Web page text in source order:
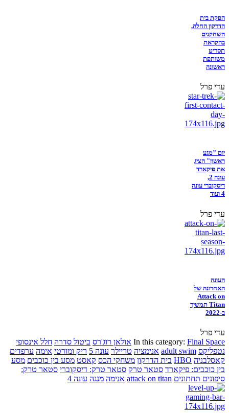
הפקת בית
הדרקון החלה,
השחקנים
בהקראת
תסריט
משותפת
ראשונה
עדי פרל
יום "מגע
ראשון" הציג
את פיקארד
עונה 2,
דיסקוברי עונה
4 ועוד
עדי פרל
העונה
האחרונה של
Attack on
Titan תמשיך
ב-2022
עדי פרל
In this category: Final Space אולאן רוג'רס ביטול סדרה חלל אינסופי
נטפליקס adult swim אנימציה טריילר עונה 5 ריק ומורטי אימה ערפדים
קאסלבניה HBO בית הדרקון משחקי הכס קאסט מסע בין כוכבים מסע
בין כוכבים: פיקארד סטאר טרק סטאר טרק: דיסקוברי סטאר טרק:
סיפונים תחתונים attack on titan אנימה מנגה עונה 4